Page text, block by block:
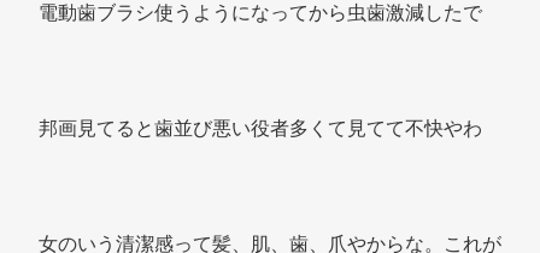
電動歯ブラシ使うようになってから虫歯激減したで
邦画見てると歯並び悪い役者多くて見てて不快やわ
女のいう清潔感って髪、肌、歯、爪やからな。これが